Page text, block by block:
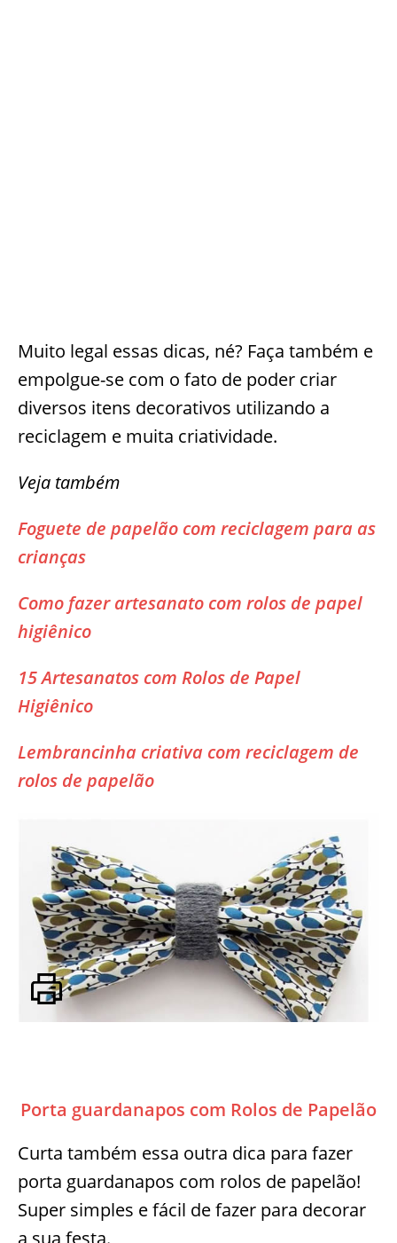
Muito legal essas dicas, né? Faça também e
empolgue-se com o fato de poder criar
diversos itens decorativos utilizando a
reciclagem e muita criatividade.
Veja também
Foguete de papelão com reciclagem para as
crianças
Como fazer artesanato com rolos de papel
higiênico
15 Artesanatos com Rolos de Papel
Higiênico
Lembrancinha criativa com reciclagem de
rolos de papelão
Porta guardanapos com Rolos de Papelão
Curta também essa outra dica para fazer
porta guardanapos com rolos de papelão!
Super simples e fácil de fazer para decorar
a sua festa.